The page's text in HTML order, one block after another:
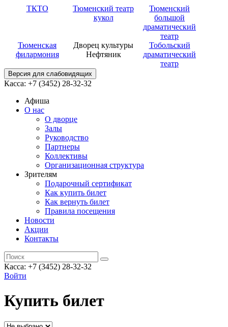
ТКТО
Тюменский театр
кукол
Тюменский
большой
драматический
театр
Тюменская
филармония
Дворец культуры
Нефтяник
Тобольский
драматический
театр
Версия для слабовидящих
Касса: +7 (3452) 28-32-32
Афиша
О нас
О дворце
Залы
Руководство
Партнеры
Коллективы
Организационная структура
Зрителям
Подарочный сертификат
Как купить билет
Как вернуть билет
Правила посещения
Новости
Акции
Контакты
Касса: +7 (3452) 28-32-32
Войти
Купить билет